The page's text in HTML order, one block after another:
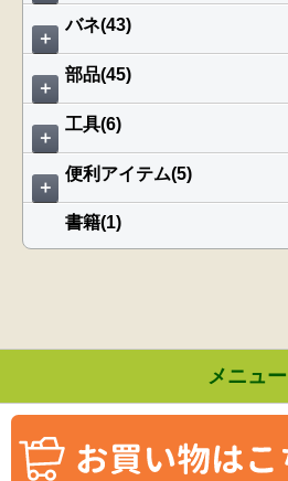
＋
バネ(43)
＋
部品(45)
＋
工具(6)
＋
便利アイテム(5)
書籍(1)
メニュー